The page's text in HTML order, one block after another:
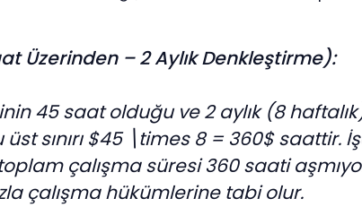
Üzerinden – 2 Aylık Denkleştirme):
45 saat olduğu ve 2 aylık (8
sınırı $45 \times 8 = 360$ saattir.
çalışma süresi 360 saati
çalışma hükümlerine tabi olur.